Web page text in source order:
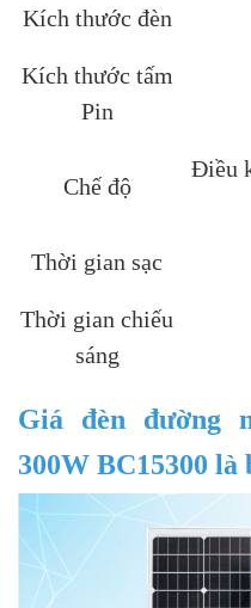
Kích thước đèn
Kích thước tấm
Pin
Chế độ
Điều
Thời gian sạc
Thời gian chiếu
sáng
Giá đèn đường
300W BC15300 là